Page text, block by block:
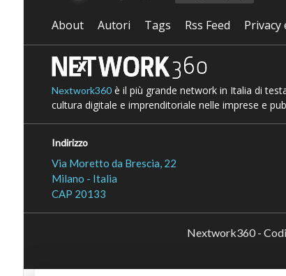
About Autori Tags Rss Feed Privacy
Nextwork360è il più grande network in Italia di
cultura digitale e imprenditoriale nelle imprese e
Indirizzo
Via Moretto da Brescia, 22
Milano - Italia
CAP 20133
Nextwork360 -